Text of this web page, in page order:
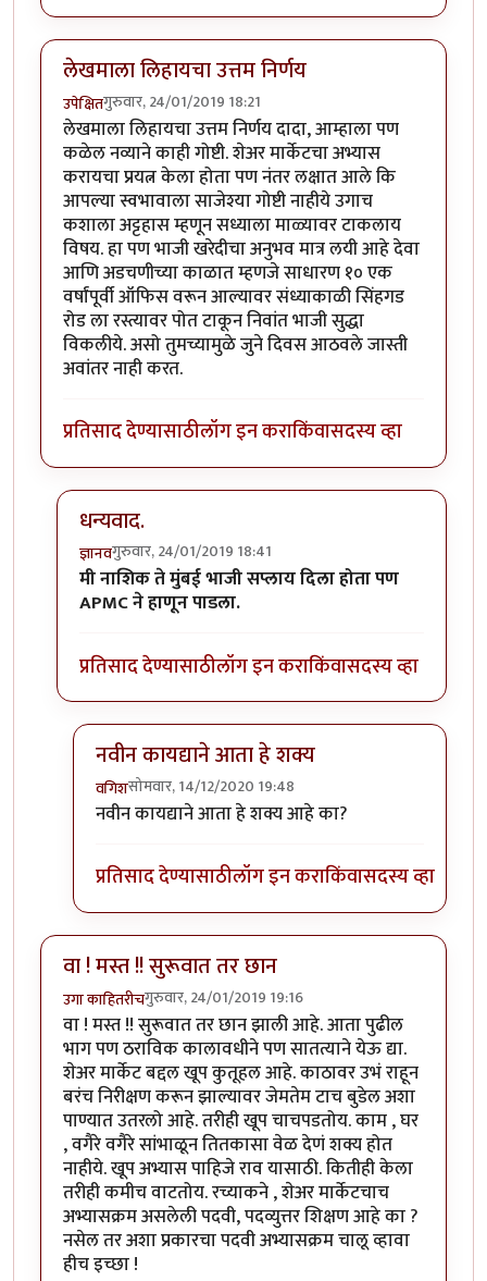
लेखमाला लिहायचा उत्तम निर्णय
उपेक्षितगुरुवार, 24/01/2019 18:21
लेखमाला लिहायचा उत्तम निर्णय दादा, आम्हाला पण
कळेल नव्याने काही गोष्टी. शेअर मार्केटचा अभ्यास
करायचा प्रयत्न केला होता पण नंतर लक्षात आले कि
आपल्या स्वभावाला साजेश्या गोष्टी नाहीये उगाच
कशाला अट्टहास म्हणून सध्याला माळ्यावर टाकलाय
विषय. हा पण भाजी खरेदीचा अनुभव मात्र लयी आहे देवा
आणि अडचणीच्या काळात म्हणजे साधारण १० एक
वर्षांपूर्वी ऑफिस वरून आल्यावर संध्याकाळी सिंहगड
रोड ला रस्त्यावर पोत टाकून निवांत भाजी सुद्धा
विकलीये. असो तुमच्यामुळे जुने दिवस आठवले जास्ती
अवांतर नाही करत.
प्रतिसाद देण्यासाठीलॉग इन कराकिंवासदस्य व्हा
धन्यवाद.
ज्ञानवगुरुवार, 24/01/2019 18:41
In reply toलेखमाला लिहायचा उत्तम निर्णयby
मी नाशिक ते मुंबई भाजी सप्लाय दिला होता पण
APMC ने हाणून पाडला.
प्रतिसाद देण्यासाठीलॉग इन कराकिंवासदस्य व्हा
नवीन कायद्याने आता हे शक्य
वगिशसोमवार, 14/12/2020 19:48
In reply toधन्यवाद.byज्ञानव
नवीन कायद्याने आता हे शक्य आहे का?
प्रतिसाद देण्यासाठीलॉग इन कराकिंवासदस्य व्हा
वा ! मस्त !! सुरूवात तर छान
उगा काहितरीचगुरुवार, 24/01/2019 19:16
वा ! मस्त !! सुरूवात तर छान झाली आहे. आता पुढील
भाग पण ठराविक कालावधीने पण सातत्याने येऊ द्या.
शेअर मार्केट बद्दल खूप कुतूहल आहे. काठावर उभं राहून
बरंच निरीक्षण करून झाल्यावर जेमतेम टाच बुडेल अशा
पाण्यात उतरलो आहे. तरीही खूप चाचपडतोय. काम , घर
, वगैरे वगैरे सांभाळून तितकासा वेळ देणं शक्य होत
नाहीये. खूप अभ्यास पाहिजे राव यासाठी. कितीही केला
तरीही कमीच वाटतोय. रच्याकने , शेअर मार्केटचाच
अभ्यासक्रम असलेली पदवी, पदव्युत्तर शिक्षण आहे का ?
नसेल तर अशा प्रकारचा पदवी अभ्यासक्रम चालू व्हावा
हीच इच्छा !